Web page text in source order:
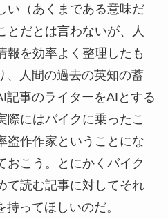
い（あくまである意味だ
とだとは言わないが、人
報を効率よく整理したも
、人間の過去の英知の蓄
記事のライターをAIとする
際にはバイクに乗ったこ
盗作作家ということにな
おこう。とにかくバイク
て読む記事に対してそれ
ってほしいのだ。